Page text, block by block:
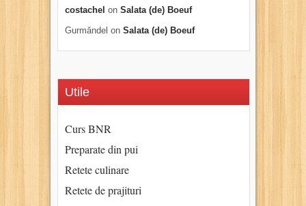
costachel on Salata (de) Boeuf
Gurmăndel on Salata (de) Boeuf
Utile
Curs BNR
Preparate din pui
Retete culinare
Retete de prajituri